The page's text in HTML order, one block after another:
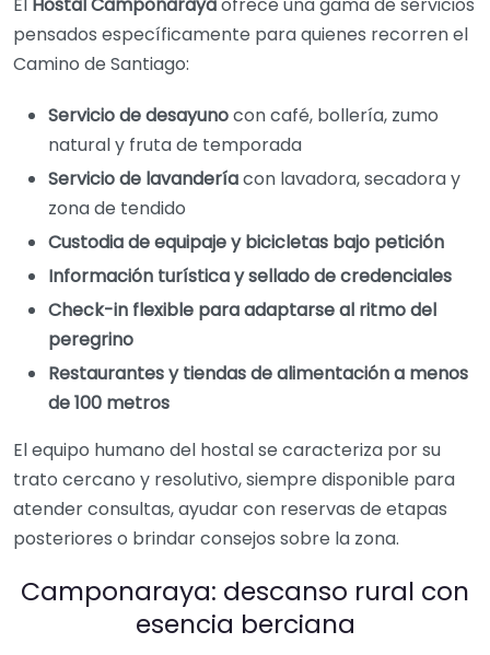
pensados específicamente para quienes recorren el
Camino de Santiago:
Servicio de desayunocon café, bollería, zumo
natural y fruta de temporada
Servicio de lavanderíacon lavadora, secadora y
zona de tendido
Custodia de equipaje y bicicletas bajo petición
Información turística y sellado de credenciales
Check-in flexible para adaptarse al ritmo del
peregrino
Restaurantes y tiendas de alimentación a menos
de 100 metros
El equipo humano del hostal se caracteriza por su
trato cercano y resolutivo, siempre disponible para
atender consultas, ayudar con reservas de etapas
posteriores o brindar consejos sobre la zona.
Camponaraya: descanso rural con
esencia berciana